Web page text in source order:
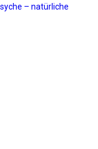
– natürliche